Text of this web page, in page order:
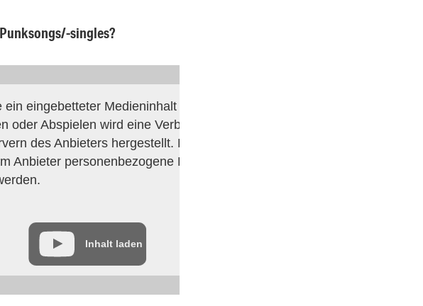
singles?
ein eingebetteter Medieninhalt blockiert.
oder Abspielen wird eine Verbindung
des Anbieters hergestellt. Dabei
Anbieter personenbezogene Daten
Inhalt laden